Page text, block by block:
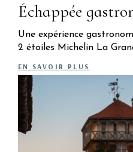
Échappée
Une expérience
2 étoiles Michelin La
EN SAVOIR PLUS